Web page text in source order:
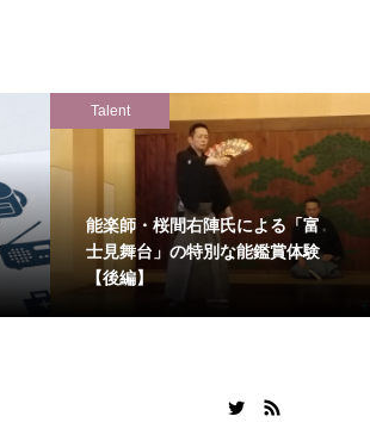
Talent
能楽師・桜間右陣氏による「富
士見舞台」の特別な能鑑賞体験
【後編】